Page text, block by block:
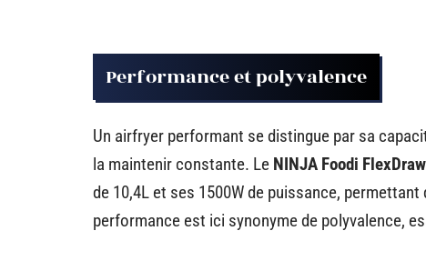
Performance et polyvalence
Un airfryer performant se distingue par sa
la maintenir constante. Le NINJA Foodi
de 10,4L et ses 1500W de puissance,
performance est ici synonyme de polyvalence,